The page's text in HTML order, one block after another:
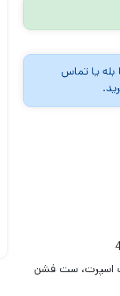
یا تماس
اسپرت، ست فشن